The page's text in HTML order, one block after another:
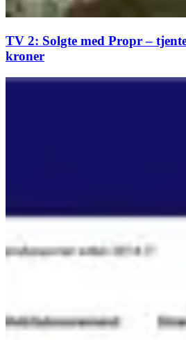
TV 2: Solgte med Propr –
kroner